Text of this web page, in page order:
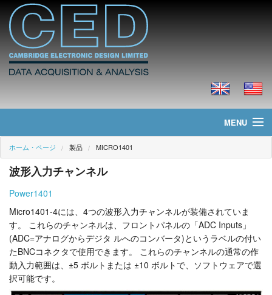
MENU
ホーム・ページ
ニュース
価格
ダウンロード
チュートリアル
ホーム・ページ 製品 MICRO1401
波形入力チャンネル
Power1401
Micro1401-4には、4つの波形入力チャンネルが装備されていま
す。 これらのチャンネルは、フロントパネルの「ADC Inputs」
(ADC=アナログからデジタ ルへのコンバータ)というラベルの付い
たBNCコネクタで使用できます。 これらのチャンネルの通常の作
動入力範囲は、±5 ボルトまたは ±10 ボルトで、ソフトウェアで選
択可能です。